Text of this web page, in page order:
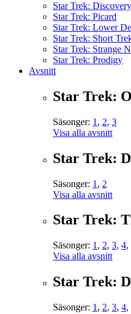
Star Trek: Discovery
Star Trek: Picard
Star Trek: Lower
Star Trek: Short
Star Trek: Strange
Star Trek: Prodigy
Avsnitt
Star Trek:
Säsonger: 1 , 2, 3
Visa alla avsnitt
Star Trek:
Säsonger: 1 , 2
Visa alla avsnitt
Star Trek:
Säsonger: 1 , 2, 3, 4,
Visa alla avsnitt
Star Trek:
Säsonger: 1 , 2, 3, 4,